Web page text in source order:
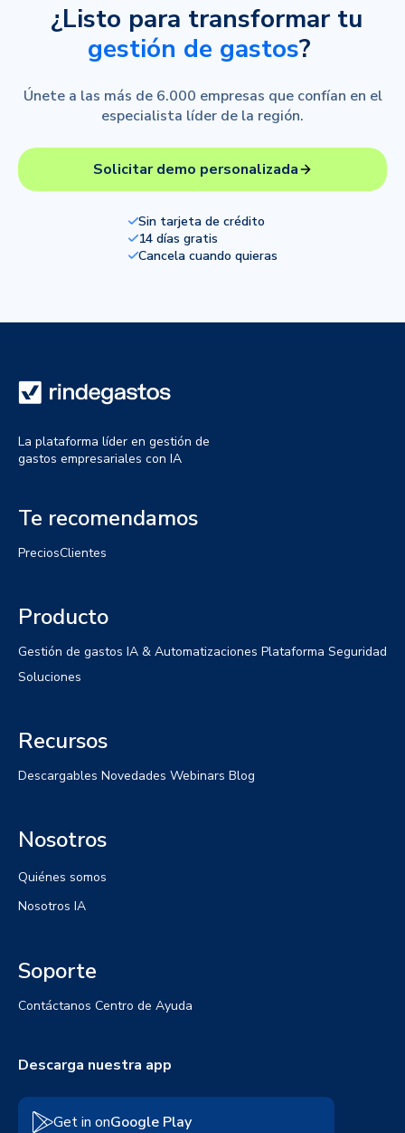
¿Listo para transformar tu
gestión de gastos?
Únete a las más de 6.000 empresas que confían en el
especialista líder de la región.
Solicitar demo personalizada
Sin tarjeta de crédito
14 días gratis
Cancela cuando quieras
La plataforma líder en gestión de
gastos empresariales con IA
Te recomendamos
PreciosClientes
Producto
Gestión de gastos IA & Automatizaciones Plataforma Seguridad
Soluciones
Recursos
Descargables Novedades Webinars Blog
Nosotros
Quiénes somos
Nosotros IA
Soporte
Contáctanos Centro de Ayuda
Descarga nuestra app
Get in onGoogle Play